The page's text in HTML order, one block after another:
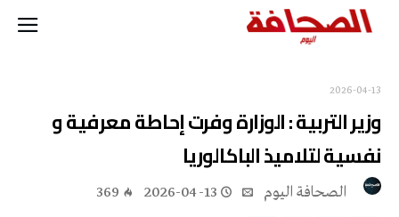
2026-04-13
وزير التربية : الوزارة وفرت إحاطة معرفية و
نفسية لتلاميذ الباكالوريا
2026-04-13
369